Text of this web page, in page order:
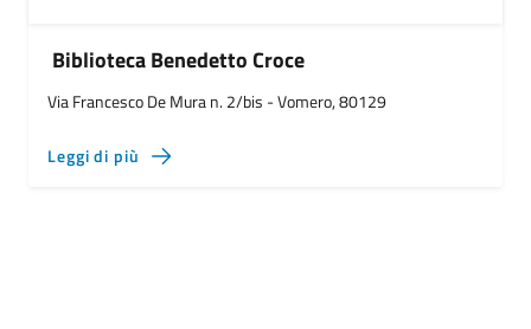
Biblioteca Benedetto Croce
Via Francesco De Mura n. 2/bis - Vomero, 80129
Leggi di più